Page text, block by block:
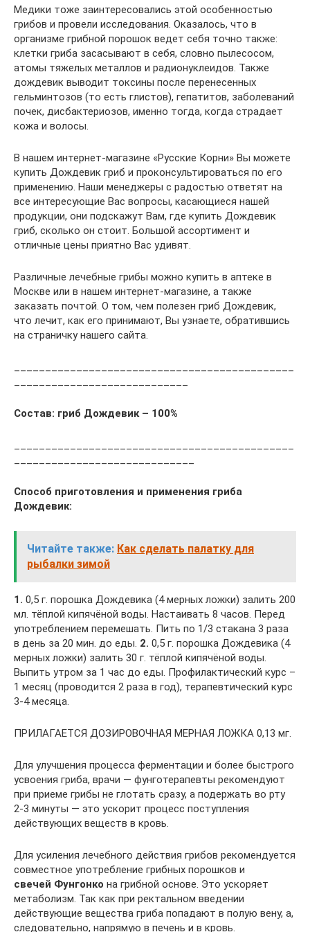
Медики тоже заинтересовались этой особенностью
грибов и провели исследования. Оказалось, что в
организме грибной порошок ведет себя точно также:
клетки гриба засасывают в себя, словно пылесосом,
атомы тяжелых металлов и радионуклеидов. Также
дождевик выводит токсины после перенесенных
гельминтозов (то есть глистов), гепатитов, заболеваний
почек, дисбактериозов, именно тогда, когда страдает
кожа и волосы.
В нашем интернет-магазине «Русские Корни» Вы можете
купить Дождевик гриб и проконсультироваться по его
применению. Наши менеджеры с радостью ответят на
все интересующие Вас вопросы, касающиеся нашей
продукции, они подскажут Вам, где купить Дождевик
гриб, сколько он стоит. Большой ассортимент и
отличные цены приятно Вас удивят.
Различные лечебные грибы можно купить в аптеке в
Москве или в нашем интернет-магазине, а также
заказать почтой. О том, чем полезен гриб Дождевик,
что лечит, как его принимают, Вы узнаете, обратившись
на страничку нашего сайта.
Состав: гриб Дождевик – 100%
Способ приготовления и применения гриба
Дождевик:
Читайте также: Как сделать палатку для
рыбалки зимой
1. 0,5 г. порошка Дождевика (4 мерных ложки) залить 200
мл. тёплой кипячёной воды. Настаивать 8 часов. Перед
употреблением перемешать. Пить по 1/3 стакана 3 раза
в день за 20 мин. до еды. 2. 0,5 г. порошка Дождевика (4
мерных ложки) залить 30 г. тёплой кипячёной воды.
Выпить утром за 1 час до еды. Профилактический курс –
1 месяц (проводится 2 раза в год), терапевтический курс
3-4 месяца.
ПРИЛАГАЕТСЯ ДОЗИРОВОЧНАЯ МЕРНАЯ ЛОЖКА 0,13 мг.
Для улучшения процесса ферментации и более быстрого
усвоения гриба, врачи — фунготерапевты рекомендуют
при приеме грибы не глотать сразу, а подержать во рту
2-3 минуты — это ускорит процесс поступления
действующих веществ в кровь.
Для усиления лечебного действия грибов рекомендуется
совместное употребление грибных порошков и
свечей Фунгонко на грибной основе. Это ускоряет
метаболизм. Так как при ректальном введении
действующие вещества гриба попадают в полую вену, а,
следовательно, напрямую в печень и в кровь.